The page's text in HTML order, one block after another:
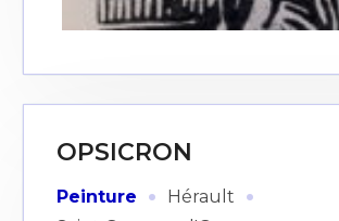
OPSICRON
Peinture · Hérault ·